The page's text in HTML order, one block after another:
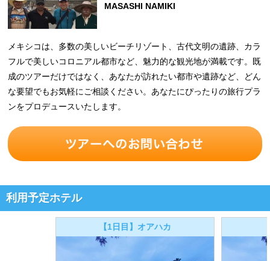
MASASHI NAMIKI
メキシコは、多数の美しいビーチリゾート、古代文明の遺跡、カラ
フルで美しいコロニアル都市など、魅力的な観光地が満載です。既
成のツアーだけではなく、あなたが訪れたい都市や遺跡など、どん
な要望でもお気軽にご相談ください。あなたにぴったりの旅行プラ
ンをプロデュースいたします。
利用予定ホテル
【1日目】オアハカ